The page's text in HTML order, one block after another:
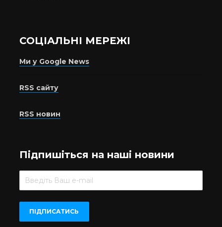
СОЦІАЛЬНІ МЕРЕЖІ
Ми у Google News
RSS сайту
RSS новин
Підпишіться на наші новини